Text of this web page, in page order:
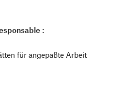
:
für angepaßte Arbeit